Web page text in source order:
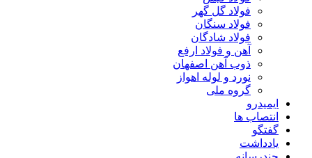
فولاد گل گهر
فولاد سنگان
فولاد شادگان
آهن و فولاد ارفع
ذوب آهن اصفهان
نورد و لوله اهواز
گروه ملی
ایمیدرو
انتصاب ها
گفتگو
یادداشت